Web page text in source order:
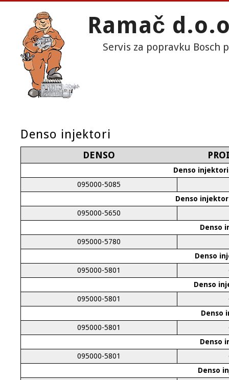
Ramač
Servis za popravku Bosch
Denso injektori
DENSO
Denso injektori
095000-5085
Denso
095000-5650
Denso
095000-5780
Denso
095000-5801
Denso
095000-5801
Denso
095000-5801
Denso
095000-5801
Denso